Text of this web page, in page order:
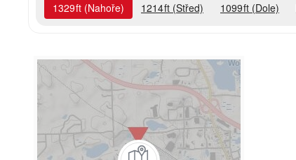
1329ft (Nahoře) 1214ft (Střed) 1099ft (Dole)